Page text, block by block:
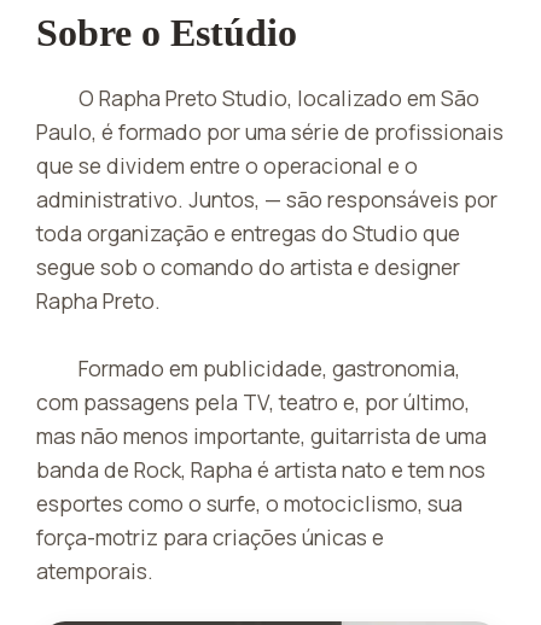
Sobre o Estúdio
O Rapha Preto Studio, localizado em São
Paulo, é formado por uma série de profissionais
que se dividem entre o operacional e o
administrativo. Juntos, — são responsáveis por
toda organização e entregas do Studio que
segue sob o comando do artista e designer
Rapha Preto.
Formado em publicidade, gastronomia,
com passagens pela TV, teatro e, por último,
mas não menos importante, guitarrista de uma
banda de Rock, Rapha é artista nato e tem nos
esportes como o surfe, o motociclismo, sua
força-motriz para criações únicas e
atemporais.